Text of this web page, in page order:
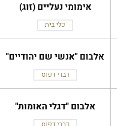
אימומי נעליים (זוג)
כלי בית
אלבום ''אנשי שם יהודיים''
דברי דפוס
אלבום ''דגלי האומות''